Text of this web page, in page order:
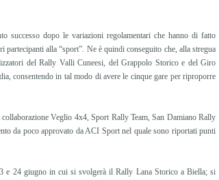
successo dopo le variazioni regolamentari che hanno di fatto
partecipanti alla “sport”. Ne è quindi conseguito che, alla stregua
del Rally Valli Cuneesi, del Grappolo Storico e del Giro
consentendo in tal modo di avere le cinque gare per riproporre
Veglio 4x4, Sport Rally Team, San Damiano Rally
da poco approvato da ACI Sport nel quale sono riportati punti
e 24 giugno in cui si svolgerà il Rally Lana Storico a Biella; si